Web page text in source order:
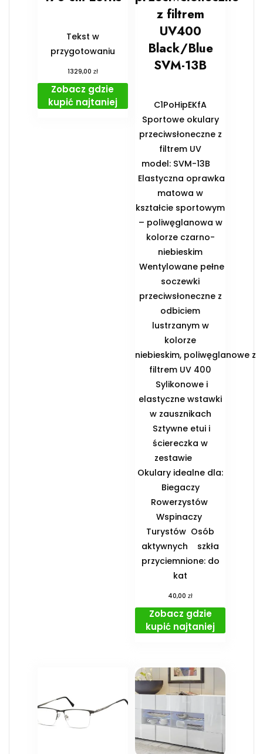
Tekst w
przygotowaniu
1329,00 zł
Zobacz gdzie
kupić najtaniej
z filtrem
UV400
Black/Blue
SVM-13B
C1PoHipEKfA
Sportowe okulary
przeciwsłoneczne z
filtrem UV
model: SVM-13B
Elastyczna oprawka
matowa w
kształcie sportowym
– poliwęglanowa w
kolorze czarno-
niebieskim
Wentylowane pełne
soczewki
przeciwsłoneczne z
odbiciem
lustrzanym w
kolorze
niebieskim, poliwęglanowe z
filtrem UV 400
Sylikonowe i
elastyczne wstawki
w zausznikach
Sztywne etui i
ściereczka w
zestawie
️Okulary idealne dla:
️ Biegaczy ️
Rowerzystów ️
Wspinaczy ️
Turystów ️ Osób
aktywnych ️ szkła
przyciemnione: do
kat
40,00zł
Zobacz gdzie
kupić najtaniej